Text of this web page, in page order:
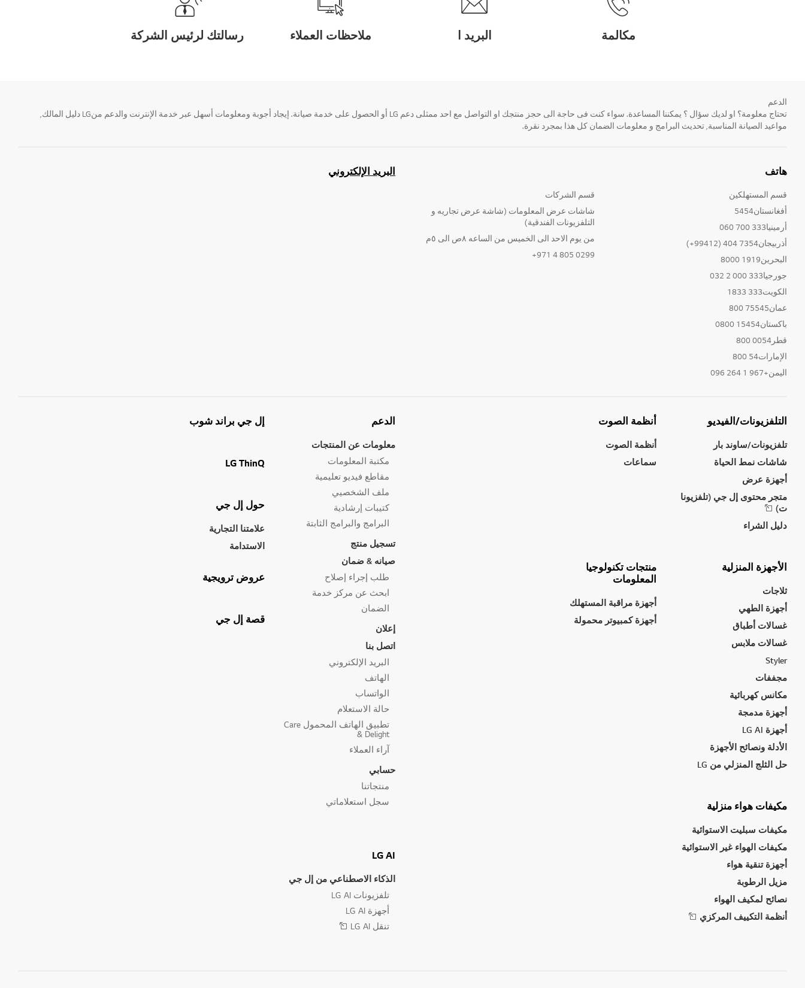
مكالمة البريد ا ملاحظات العملاء رسالتك لرئيس الشركة
الدعم
تحتاج معلومة؟ او لديك سؤال ؟ يمكننا المساعدة. سواء كنت فى حاجة الى حجز منتجك او التواصل مع احد ممثلى دعم LG أو الحصول على خدمة صيانة. إيجاد أجوبة ومعلومات أسهل عبر خدمة الإنترنت والدعم منLG دليل المالك,
مواعيد الصيانة المناسبة, تحديث البرامج و معلومات الضمان كل هذا بمجرد نقرة.
هاتف
قسم المستهلكين
أفغانستان5454
أرمينيا333 700 060
أذربيجان7354 404 (99412+)
البحرين1919 8000
جورجيا333 000 2 032
الكويت333 1833
عمان75545 800
باكستان15454 0800
قطر0054 800
الإمارات54 800
اليمن+967 1 264 096
قسم الشركات
شاشات عرض المعلومات (شاشة عرض تجاريه و
التلفزيونات الفندقية)
من يوم الاحد الى الخميس من الساعه ٨ص الى ٥م
0299 805 4 971+
البريد الإلكتروني
التلفزيونات/الفيديو
تلفزيونات/ساوند بار
شاشات نمط الحياة
أجهزة عرض
متجر محتوى إل جي (تلفزيونا
ت)
دليل الشراء
أنظمة الصوت
أنظمة الصوت
سماعات
الأجهزة المنزلية
ثلاجات
أجهزة الطهي
غسالات أطباق
غسالات ملابس
Styler
مجففات
مكانس كهربائية
أجهزة مدمجة
أجهزة LG AI
الأدلة ونصائح الأجهزة
حل الثلج المنزلي من LG
منتجات تكنولوجيا
المعلومات
أجهزة مراقبة المستهلك
أجهزة كمبيوتر محمولة
مكيفات هواء منزلية
مكيفات سبليت الاستوائية
مكيفات الهواء غير الاستوائية
أجهزة تنقية هواء
مزيل الرطوبة
نصائح لمكيف الهواء
أنظمة التكييف المركزي
الدعم
معلومات عن المنتجات
مكتبة المعلومات
مقاطع فيديو تعليمية
ملف الشخصيي
كتيبات إرشادية
البرامج والبرامج الثابتة
تسجيل منتج
صيانه & ضمان
طلب إجراء إصلاح
ابحث عن مركز خدمة
الضمان
إعلان
اتصل بنا
البريد الإلكتروني
الهاتف
الواتساب
حالة الاستعلام
تطبيق الهاتف المحمول Care
& Delight
آراء العملاء
حسابي
منتجاتنا
سجل استعلاماتي
LG AI
الذكاء الاصطناعي من إل جي
تلفزيونات LG AI
أجهزة LG AI
تنقل LG AI
إل جي براند شوب
LG ThinQ
حول إل جي
علامتنا التجارية
الاستدامة
عروض ترويجية
قصة إل جي